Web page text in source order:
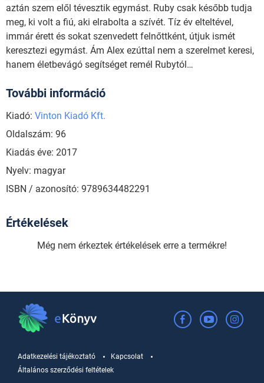
aztán szem elől tévesztik egymást. Ruby csak később tudja
meg, ki volt a fiú, aki elrabolta a szívét. Tíz év elteltével,
immár érett és sokat szenvedett felnőttként, útjuk ismét
keresztezi egymást. Ám Alex ezúttal nem a szerelmet keresi,
hanem életbevágó segítséget remél Rubytól…
További információ
Kiadó: Vinton Kiadó Kft.
Oldalszám: 96
Kiadás éve: 2017
Nyelv: magyar
ISBN / azonosító: 9789634482291
Értékelések
Még nem érkeztek értékelések erre a termékre!
Adatkezelési tájékoztató
Kapcsolat
Általános szerződési feltételek